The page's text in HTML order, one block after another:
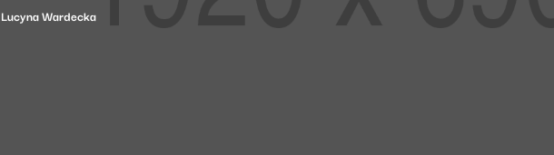
Lucyna Wardecka